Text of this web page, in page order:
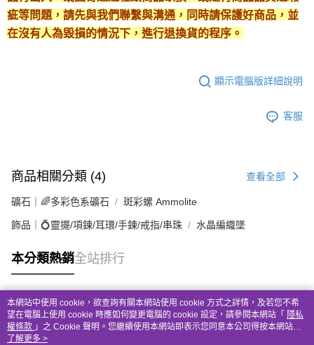
疵等問題，請先與我們聯繫與溝通，同時請保護好商品，並
在沒有人為毀損的情況下，進行退換貨的程序。
顯示電腦版詳細說明
客服
商品相關分類 (4) 查看全部
礦石｜🌈多彩色系礦石 斑彩螺 Ammolite
飾品｜💍靈擺/項鍊/耳環/手鍊/戒指/串珠 水晶編織墜
本分類熱銷全站排行
熱門標籤
本網站中使用 cookie，欲查詢有關本網站使用 cookie 方式之詳情，及若您不希
望在電腦上使用 cookie 時應如何變更電腦的 cookie 設定，請參閱本網站「 隱私
權條款 」之 Cookie 聲明。您繼續使用本網站即表示您同意本公司得按本網站使
用條款之 Cookie 聲明使用 cookie。
了解更多 >